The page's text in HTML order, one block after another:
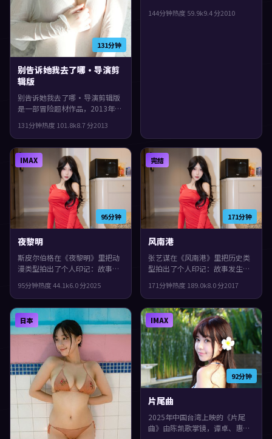
131分钟
别告诉她我去了哪·导演剪
辑版
别告诉她我去了哪·导演剪辑版
是一部冒险题材作品，2013年于
执导，长泽雅美、刘青云、孙艺
珍等主演。节奏前半段克制蓄
力，后半段集中爆发，整体完成
度较高，适合喜欢细腻叙事与人
物刻画的观众。
131分钟热度 101.8k8.7分2013
主演。一场意外把原本平行的人
144分钟热度 59.9k9.4分2010
95分钟
IMAX
夜黎明
斯皮尔伯格在《夜黎明》里把动
漫类型拍出了个人印记：故事发
主演包括梁朝伟、文淇、全度
妍。影片在类型框架里仍保留了
作者表达，一场意外把原本平行
的人生拧在一起。
95分钟热度44.1k6.0分2025
171分钟
完结
风南港
张艺谋在《风南港》里把历史类
型拍出了个人印记：故事发生在
包括汤唯、任素汐、张子枫。群
像戏份饱满，配角也有完整弧
光，片尾余味很足。
171分钟热度 189.0k8.0分2017
日本
92分钟
IMAX
片尾曲
2025年中国台湾上映的《片尾
曲》由陈凯歌掌镜，谭卓、惠英